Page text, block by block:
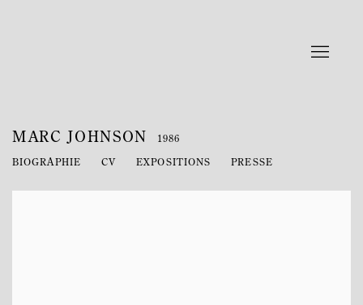
MARC JOHNSON 1986
BIOGRAPHIE CV EXPOSITIONS PRESSE